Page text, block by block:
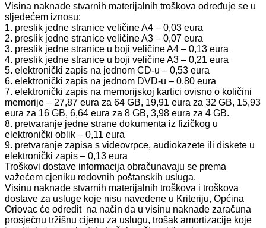
Visina naknade stvarnih materijalnih troškova određuje se u
sljedećem iznosu:
1. preslik jedne stranice veličine A4 – 0,03 eura
2. preslik jedne stranice veličine A3 – 0,07 eura
3. preslik jedne stranice u boji veličine A4 – 0,13 eura
4. preslik jedne stranice u boji veličine A3 – 0,21 eura
5. elektronički zapis na jednom CD-u – 0,53 eura
6. elektronički zapis na jednom DVD-u – 0,80 eura
7. elektronički zapis na memorijskoj kartici ovisno o količini
memorije – 27,87 eura za 64 GB, 19,91 eura za 32 GB, 15,93
eura za 16 GB, 6,64 eura za 8 GB, 3,98 eura za 4 GB.
8. pretvaranje jedne strane dokumenta iz fizičkog u
elektronički oblik – 0,11 eura
9. pretvaranje zapisa s videovrpce, audiokazete ili diskete u
elektronički zapis – 0,13 eura
Troškovi dostave informacija obračunavaju se prema
važećem cjeniku redovnih poštanskih usluga.
Visinu naknade stvarnih materijalnih troškova i troškova
dostave za usluge koje nisu navedene u Kriteriju, Općina
Oriovac će odredit na način da u visinu naknade zaračuna
prosječnu tržišnu cijenu za uslugu, trošak amortizacije koje